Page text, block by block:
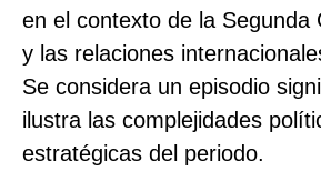
en el contexto de la Segunda
y las relaciones
Se considera un episodio
ilustra las complejidades
estratégicas del periodo.